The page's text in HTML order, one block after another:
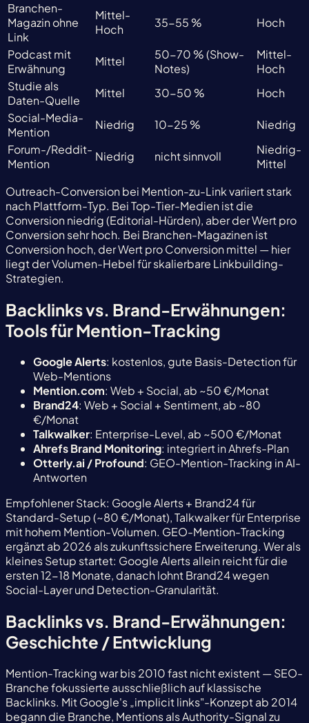
Branchen-
Magazin ohne
Link
Mittel-
Hoch
35-55 % Hoch
Podcast mit
Erwähnung
Mittel
50-70 % (Show-
Notes)
Mittel-
Hoch
Studie als
Daten-Quelle
Mittel 30-50 %
Hoch
Social-Media-
Mention
Niedrig 10-25 %
Niedrig
Forum-/Reddit-
Mention
Niedrig nicht sinnvoll
Niedrig-
Mittel
Outreach-Conversion bei Mention-zu-Link variiert stark
nach Plattform-Typ. Bei Top-Tier-Medien ist die
Conversion niedrig (Editorial-Hürden), aber der Wert pro
Conversion sehr hoch. Bei Branchen-Magazinen ist
Conversion hoch, der Wert pro Conversion mittel — hier
liegt der Volumen-Hebel für skalierbare Linkbuilding-
Strategien.
Backlinks vs. Brand-Erwähnungen:
Tools für Mention-Tracking
Google Alerts: kostenlos, gute Basis-Detection für
Web-Mentions
Mention.com: Web + Social, ab ~50 €/Monat
Brand24: Web + Social + Sentiment, ab ~80
€/Monat
Talkwalker: Enterprise-Level, ab ~500 €/Monat
Ahrefs Brand Monitoring: integriert in Ahrefs-Plan
Otterly.ai / Profound: GEO-Mention-Tracking in AI-
Antworten
Empfohlener Stack: Google Alerts + Brand24 für
Standard-Setup (~80 €/Monat), Talkwalker für Enterprise
mit hohem Mention-Volumen. GEO-Mention-Tracking
ergänzt ab 2026 als zukunftssichere Erweiterung. Wer als
kleines Setup startet: Google Alerts allein reicht für die
ersten 12-18 Monate, danach lohnt Brand24 wegen
Social-Layer und Detection-Granularität.
Backlinks vs. Brand-Erwähnungen:
Geschichte / Entwicklung
Mention-Tracking war bis 2010 fast nicht existent — SEO-
Branche fokussierte ausschließlich auf klassische
Backlinks. Mit Google's „implicit links"-Konzept ab 2014
begann die Branche, Mentions als Authority-Signal zu